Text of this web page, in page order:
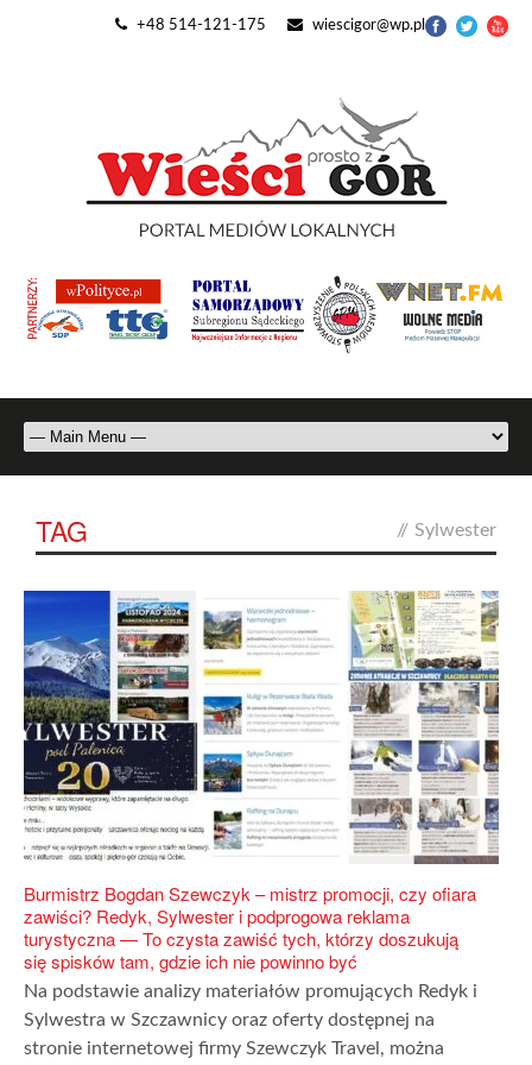
+48 514-121-175 wiescigor@wp.pl
TAG // Sylwester
Burmistrz Bogdan Szewczyk – mistrz promocji, czy ofiara
zawiści? Redyk, Sylwester i podprogowa reklama
turystyczna — To czysta zawiść tych, którzy doszukują
się spisków tam, gdzie ich nie powinno być
Na podstawie analizy materiałów promujących Redyk i
Sylwestra w Szczawnicy oraz oferty dostępnej na
stronie internetowej firmy Szewczyk Travel, można